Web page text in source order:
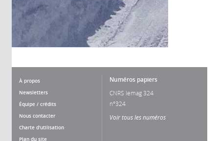
À propos
Newsletters
Équipe / crédits
Nous contacter
Charte d'utilisation
Plan du site
Numéros papiers
CNRS lemag 324
n°324
Voir tous les numéros